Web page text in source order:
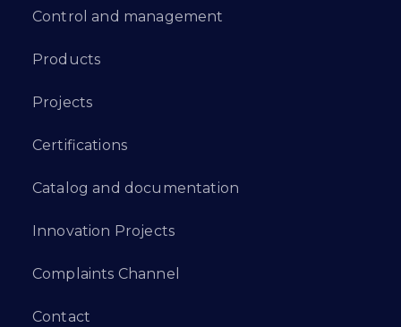
Control and management
Products
Projects
Certifications
Catalog and documentation
Innovation Projects
Complaints Channel
Contact